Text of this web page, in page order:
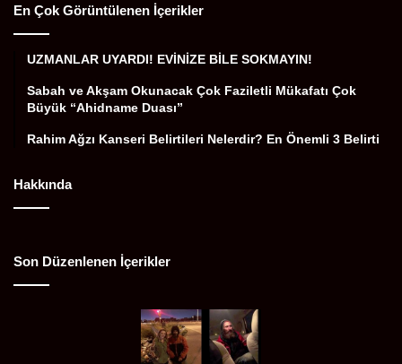
En Çok Görüntülenen İçerikler
UZMANLAR UYARDI! EVİNİZE BİLE SOKMAYIN!
Sabah ve Akşam Okunacak Çok Faziletli Mükafatı Çok
Büyük “Ahidname Duası”
Rahim Ağzı Kanseri Belirtileri Nelerdir? En Önemli 3 Belirti
Hakkında
Son Düzenlenen İçerikler